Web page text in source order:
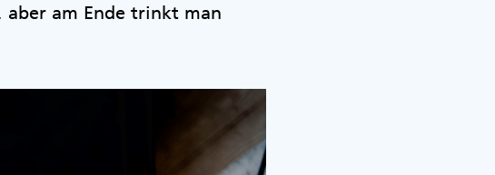
am Ende trinkt man